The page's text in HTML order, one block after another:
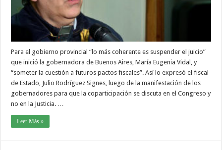
Para el gobierno provincial “lo más coherente es suspender el juicio”
que inició la gobernadora de Buenos Aires, María Eugenia Vidal, y
“someter la cuestión a futuros pactos fiscales”. Así lo expresó el fiscal
de Estado, Julio Rodríguez Signes, luego de la manifestación de los
gobernadores para que la coparticipación se discuta en el Congreso y
no en la Justicia. …
Leer Más »